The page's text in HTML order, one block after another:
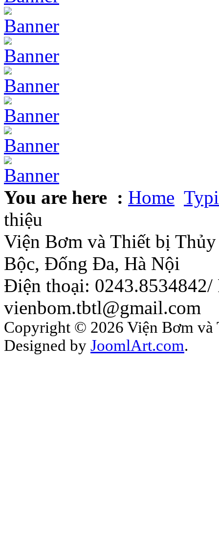
You are here : Home
thiệu
Viện Bơm và Thiết bị
Bộc, Đống Đa, Hà Nội
Điện thoại:
vienbom.tbtl@gmail.com
Copyright © 2026 Viện Bơm
Designed by JoomlArt.com.